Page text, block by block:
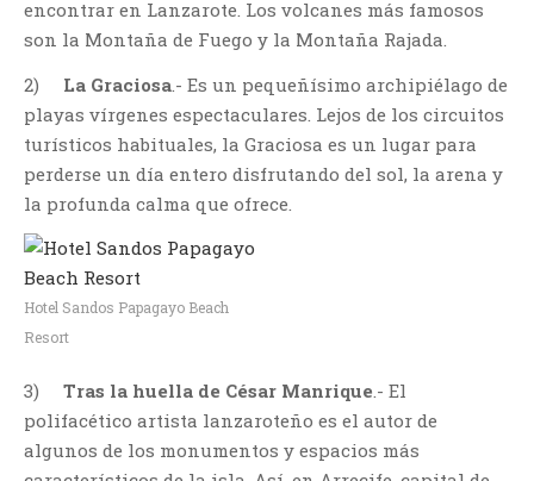
encontrar en Lanzarote. Los volcanes más famosos
son la Montaña de Fuego y la Montaña Rajada.
2) La Graciosa .- Es un pequeñísimo archipiélago de
playas vírgenes espectaculares. Lejos de los circuitos
turísticos habituales, la Graciosa es un lugar para
perderse un día entero disfrutando del sol, la arena y
la profunda calma que ofrece.
Hotel Sandos Papagayo Beach
Resort
3) Tras la huella de César Manrique.- El
polifacético artista lanzaroteño es el autor de
algunos de los monumentos y espacios más